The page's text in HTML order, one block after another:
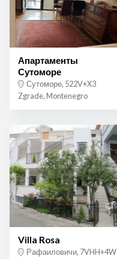
Апартаменты
Сутоморе
Сутоморе, 522V+X3
Zgrade, Montenegro
Villa Rosa
Рафаиловичи, 7VHH+4W